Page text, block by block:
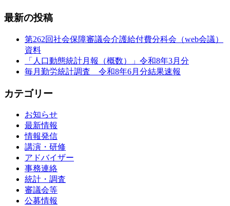
最新の投稿
第262回社会保障審議会介護給付費分科会（web会議）
資料
「人口動態統計月報（概数）」令和8年3月分
毎月勤労統計調査 令和8年6月分結果速報
カテゴリー
お知らせ
最新情報
情報発信
講演・研修
アドバイザー
事務連絡
統計・調査
審議会等
公募情報